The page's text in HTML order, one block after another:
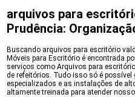
arquivos para
Prudência:
Buscando arquivos para escritório
Móveis para Escritório é encontrada
serviços como Arquivos para
de refeitórios. Tudo isso só é
especializados e as instalações de
altamente treinada para atender